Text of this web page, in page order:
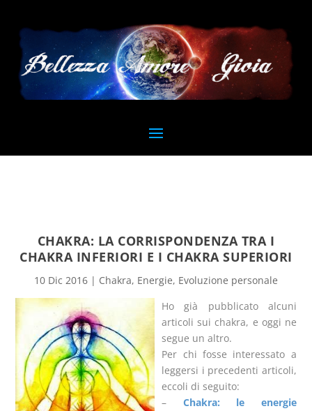
CHAKRA: LA CORRISPONDENZA TRA I
CHAKRA INFERIORI E I CHAKRA SUPERIORI
10 Dic 2016 | Chakra, Energie, Evoluzione personale
Ho già pubblicato alcuni
articoli sui chakra, e oggi ne
segue un altro.
Per chi fosse interessato a
leggersi i precedenti articoli,
eccoli di seguito:
– Chakra: le energie